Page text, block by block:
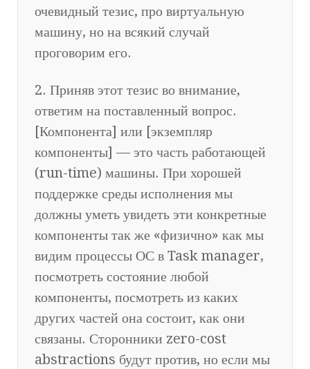
очевидный тезис, про виртуальную
машину, но на всякий случай
проговорим его.
2. Приняв этот тезис во внимание,
ответим на поставленный вопрос.
[Компонента] или [экземпляр
компоненты] — это часть работающей
(run-time) машины. При хорошей
поддержке среды исполнения мы
должны уметь увидеть эти конкретные
компоненты так же «физично» как мы
видим процессы ОС в Task manager,
посмотреть состояние любой
компоненты, посмотреть из каких
других частей она состоит, как они
связаны. Сторонники zero-cost
abstractions будут против, но если мы